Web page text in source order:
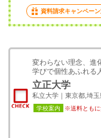
資料請求キャンペーン
変わらない理念、進
学びで個性あふれる
立正大学
私立大学｜東京都,埼玉
学校案内 ※送料ともに